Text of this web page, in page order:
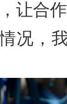
让合
况，